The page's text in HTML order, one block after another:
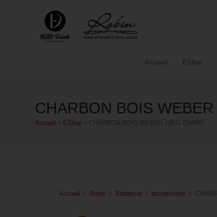
Accueil EShop
CHARBON BOIS
Accueil EShop CHARBON BOIS WEBER 10KG CHARC
Accueil > Robin > Barbecue > accessoires >